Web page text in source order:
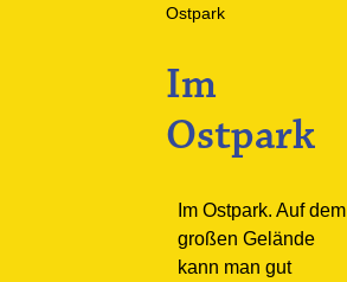
Ostpark
Im
Ostpark
Im Ostpark. Auf dem
großen Gelände
kann man gut